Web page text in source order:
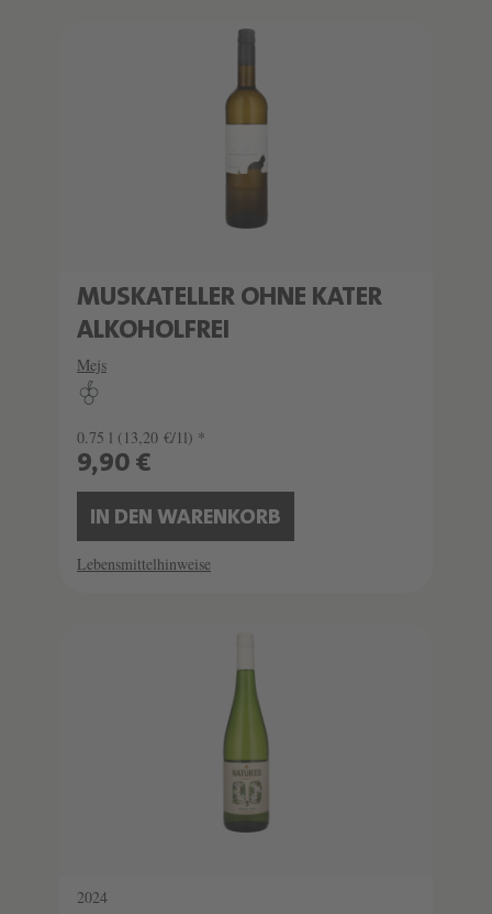
MUSKATELLER OHNE KATER
ALKOHOLFREI
Mejs
0.75 l (13,20 €/1l) *
9,90 €
IN DEN WARENKORB
Lebensmittelhinweise
2024